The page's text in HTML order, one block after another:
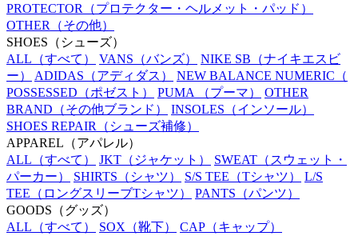
PROTECTOR （プロテクター・ヘルメット・パッド）
OTHER （その他）
SHOES （シューズ）
ALL （すべて） VANS （バンズ） NIKE SB （ナイキエスビ
ー）
ADIDAS （アディダス） NEW BALANCE NUMERIC （
POSSESSED （ポゼスト） PUMA （プーマ）
OTHER
BRAND （その他ブランド） INSOLES （インソール）
SHOES REPAIR （シューズ補修）
APPAREL （アパレル）
ALL （すべて） JKT （ジャケット） SWEAT （スウェット・
パーカー）
SHIRTS （シャツ） S/S TEE （Tシャツ）
L/S
TEE （ロングスリーブTシャツ） PANTS （パンツ）
GOODS （グッズ）
ALL （すべて） SOX （靴下） CAP （キャップ）